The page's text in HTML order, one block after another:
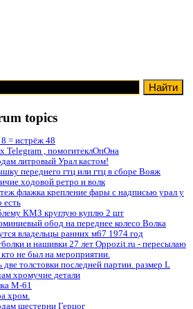
topics
= истрёж 48
Telegram , помогитеклОпОна
литровый Урал кастом!
переднего гтц или гтц в сборе Вояж
ходовой ретро и волк
флажка крепление фары с надписью урал у
есть
КМЗ круглую куплю 2 шт
обод на переднее колесо Волка
владельцы ранних м67 1974 год
и нашивки 27 лет Oppozit.ru - пересылаю
не был на мероприятии.
две толстовки последней партии. размер L
хромучие детали
М-61
хром.
шестерни Герцог